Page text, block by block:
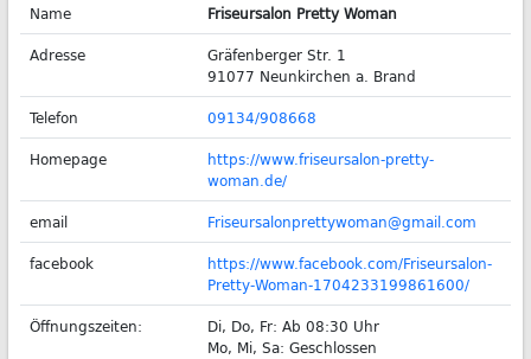
Name
Friseursalon Pretty Woman
Adresse
Gräfenberger Str. 1
91077 Neunkirchen a. Brand
Telefon
09134/908668
Homepage
https://www.friseursalon-pretty-
woman.de/
email
Friseursalonprettywoman@gmail.com
facebook
https://www.facebook.com/Friseursalon-
Pretty-Woman-1704233199861600/
Öffnungszeiten:
Di, Do, Fr: Ab 08:30 Uhr
Mo, Mi, Sa: Geschlossen